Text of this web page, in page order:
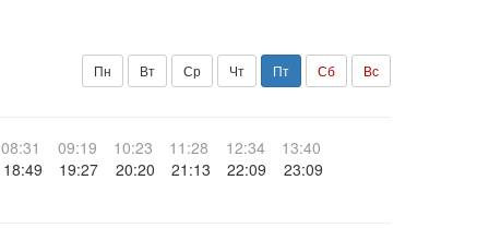
Пн Вт Ср Чт Пт Сб Вс
08:31 09:19 10:23 11:28 12:34
13:40
18:49
19:27 20:20 21:13 22:09 23:09